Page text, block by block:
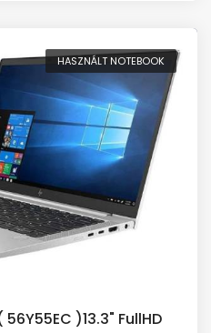
HASZNÁLT NOTEBOOK
)13.3" FullHD